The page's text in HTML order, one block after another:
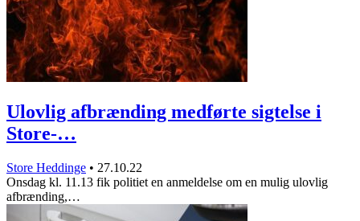
Ulovlig afbrænding medførte sigtelse i
Store-…
Store Heddinge • 27.10.22
Onsdag kl. 11.13 fik politiet en anmeldelse om en mulig ulovlig
afbrænding,…